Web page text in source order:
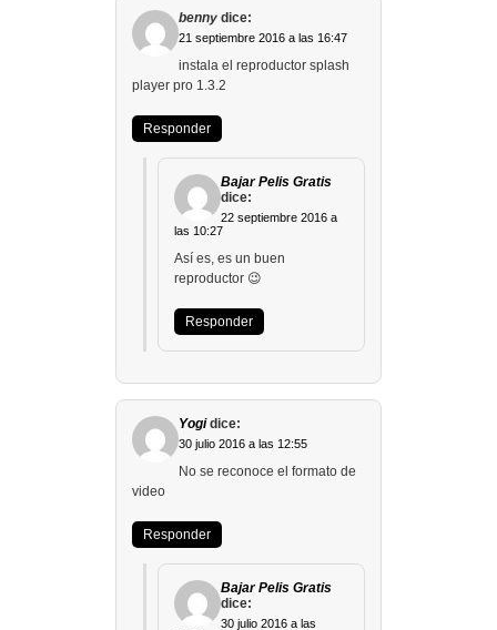
benny dice:
21 septiembre 2016 a las 16:47
instala el reproductor splash
player pro 1.3.2
Responder
Bajar Pelis Gratis
dice:
22 septiembre 2016 a
las 10:27
Así es, es un buen
reproductor 😉
Responder
Yogi dice:
30 julio 2016 a las 12:55
No se reconoce el formato de
video
Responder
Bajar Pelis Gratis
dice:
30 julio 2016 a las